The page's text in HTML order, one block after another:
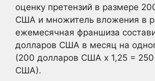
оценку претензий в размере
США и множитель вложения в
ежемесячная франшиза
долларов США в месяц на
(200 долларов США х 1,25 =
США).